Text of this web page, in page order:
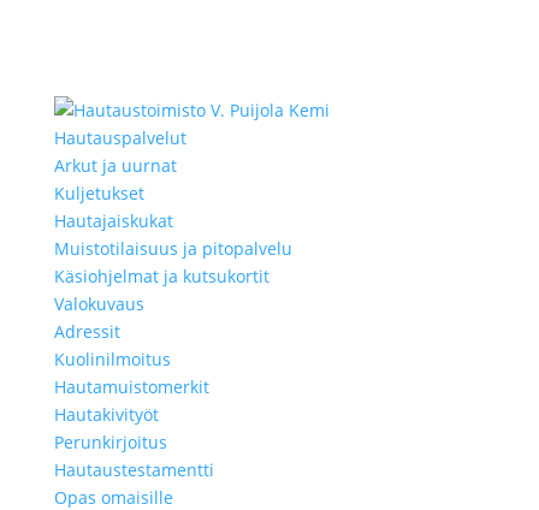
Hautauspalvelut
Arkut ja uurnat
Kuljetukset
Hautajaiskukat
Muistotilaisuus ja pitopalvelu
Käsiohjelmat ja kutsukortit
Valokuvaus
Adressit
Kuolinilmoitus
Hautamuistomerkit
Hautakivityöt
Perunkirjoitus
Hautaustestamentti
Opas omaisille